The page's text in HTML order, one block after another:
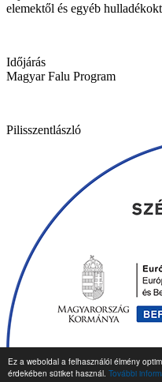
Ez a weboldal a felhasználói élmény
érdekében sütiket használ. További
elemektől és egyéb
Időjárás
Magyar Falu Program
Pilisszentlászló
Top